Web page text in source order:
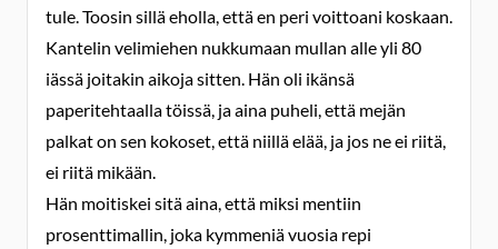
tule. Toosin sillä eholla, että en peri voittoani koskaan.
Kantelin velimiehen nukkumaan mullan alle yli 80
iässä joitakin aikoja sitten. Hän oli ikänsä
paperitehtaalla töissä, ja aina puheli, että mejän
palkat on sen kokoset, että niillä elää, ja jos ne ei riitä,
ei riitä mikään.
Hän moitiskei sitä aina, että miksi mentiin
prosenttimallin, joka kymmeniä vuosia repi